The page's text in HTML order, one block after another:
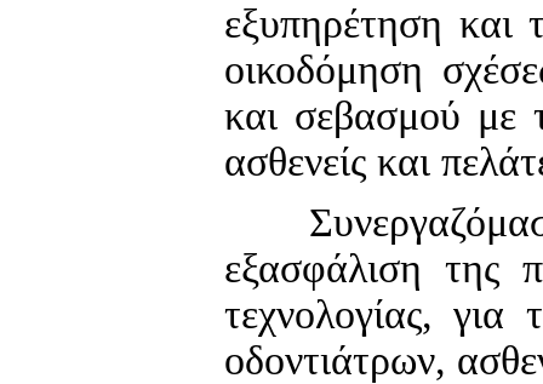
εξυπηρέτηση και
οικοδόμηση
και σεβασμού με
ασθενείς και
εξασφάλιση της
τεχνολογίας,
οδοντιάτρων,